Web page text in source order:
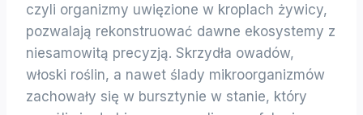
czyli organizmy uwięzione w kroplach żywicy,
pozwalają rekonstruować dawne ekosystemy z
niesamowitą precyzją. Skrzydła owadów,
włoski roślin, a nawet ślady mikroorganizmów
zachowały się w bursztynie w stanie, który